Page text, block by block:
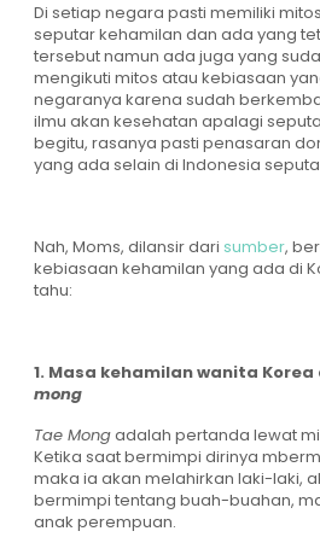
Di setiap negara pasti memiliki
seputar kehamilan dan ada yang
tersebut namun ada juga yang
mengikuti mitos atau kebiasaan
negaranya karena sudah
ilmu akan kesehatan apalagi
begitu, rasanya pasti penasaran
yang ada selain di Indonesia
Nah, Moms, dilansir dari sumber,
kebiasaan kehamilan yang ada di
tahu:
1. Masa kehamilan wanita
mong
Tae Mongadalah pertanda lewat
Ketika saat bermimpi dirinya
maka ia akan melahirkan laki-laki,
bermimpi tentang buah-buahan,
anak perempuan.